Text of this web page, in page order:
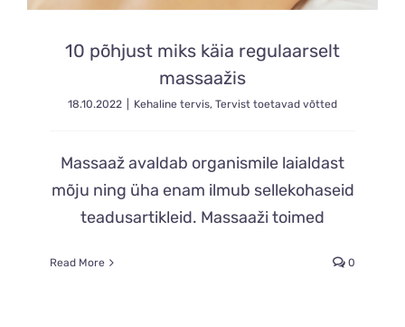
10 põhjust miks käia regulaarselt
massaažis
18.10.2022 Kehaline tervis, Tervist toetavad võtted
Massaaž avaldab organismile laialdast
mõju ning üha enam ilmub sellekohaseid
teadusartikleid. Massaaži toimed
Read More 0